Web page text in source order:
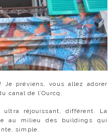
Je préviens, vous allez adorer
canal de l’Ourcq.
ultra réjouissant, différent. La
au milieu des buildings qui
simple.